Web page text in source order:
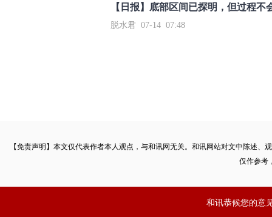
【日报】底部区间已探明，但过程不
脱水君 07-14 07:48
【免责声明】本文仅代表作者本人观点，与和讯网无关。和讯网站对文中陈述
仅作参考
和讯恭候您的意